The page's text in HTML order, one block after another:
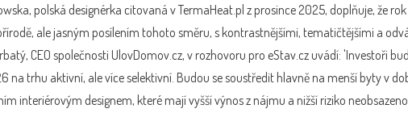
polská designérka citovaná v TermaHeat.pl z prosince 2025, doplňuje, že
ale jasným posílením tohoto směru, s kontrastnějšími, tematičtějšími a
CEO společnosti UlovDomov.cz, v rozhovoru pro eStav.cz uvádí: 'Investoři
na trhu aktivní, ale více selektivní. Budou se soustředit hlavně na menší byty v
interiérovým designem, které mají vyšší výnos z nájmu a nižší riziko